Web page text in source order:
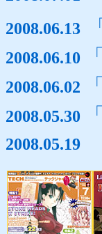
2008.06.13
2008.06.10
2008.06.02
2008.05.30
2008.05.19